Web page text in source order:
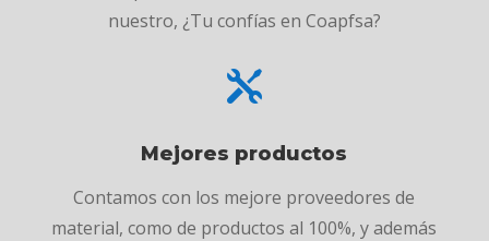
nuestro, ¿Tu confías en Coapfsa?

Mejores productos
Contamos con los mejore proveedores de
material, como de productos al 100%, y además